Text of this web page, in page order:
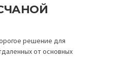
решение для
от основных